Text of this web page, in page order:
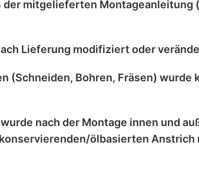
der mitgelieferten Montageanleitung
Lieferung modifiziert oder
(Schneiden, Bohren, Fräsen) wurde
nach der Montage innen und
konservierenden/ölbasierten Anstrich